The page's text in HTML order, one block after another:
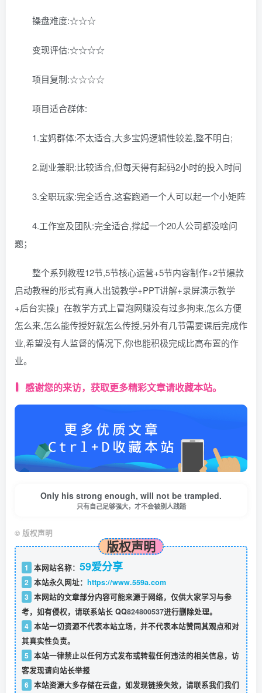
操盘难度:☆☆☆
变现评估:☆☆☆☆
项目复制:☆☆☆☆
项目适合群体:
1.宝妈群体:不太适合,大多宝妈逻辑性较差,整不明白;
2.副业兼职:比较适合,但每天得有起码2小时的投入时间
3.全职玩家:完全适合,这套跑通一个人可以起一个小矩阵
4.工作室及团队:完全适合,撑起一个20人公司都没啥问
题；
整个系列教程12节,5节核心运营+5节内容制作+2节爆款
启动教程的形式有真人出镜教学+PPT讲解+录屏演示教学
+后台实操」在教学方式上冒泡网赚没有过多拘束,怎么方便
怎么来,怎么能传授好就怎么传授,另外有几节需要课后完成作
业,希望没有人监督的情况下,你也能积极完成比高布置的作
业。
感谢您的来访，获取更多精彩文章请收藏本站。
Only his strong enough, will not be trampled.
只有自己足够强大，才不会被别人践踏
© 版权声明
版权声明
1 本网站名称： 59爱分享
2 本站永久网址： https://www.559a.com
3 本网站的文章部分内容可能来源于网络，仅供大家学习与参
考，如有侵权，请联系站长 QQ824800537进行删除处理。
4 本站一切资源不代表本站立场，并不代表本站赞同其观点和对
其真实性负责。
5 本站一律禁止以任何方式发布或转载任何违法的相关信息，访
客发现请向站长举报
6 本站资源大多存储在云盘，如发现链接失效，请联系我们我们